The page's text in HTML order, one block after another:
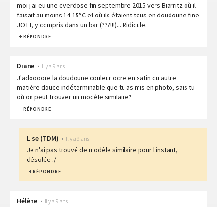
moi j'ai eu une overdose fin septembre 2015 vers Biarritz où il
faisait au moins 14-15°C et où ils étaient tous en doudoune fine
JOTT, y compris dans un bar (???!!!)... Ridicule.
RÉPONDRE
Diane • Il y a 9 ans
J'adoooore la doudoune couleur ocre en satin ou autre
matière douce indéterminable que tu as mis en photo, sais tu
où on peut trouver un modèle similaire?
RÉPONDRE
Lise (TDM) • Il y a 9 ans
Je n'ai pas trouvé de modèle similaire pour l'instant,
désolée :/
RÉPONDRE
Hélène • Il y a 9 ans